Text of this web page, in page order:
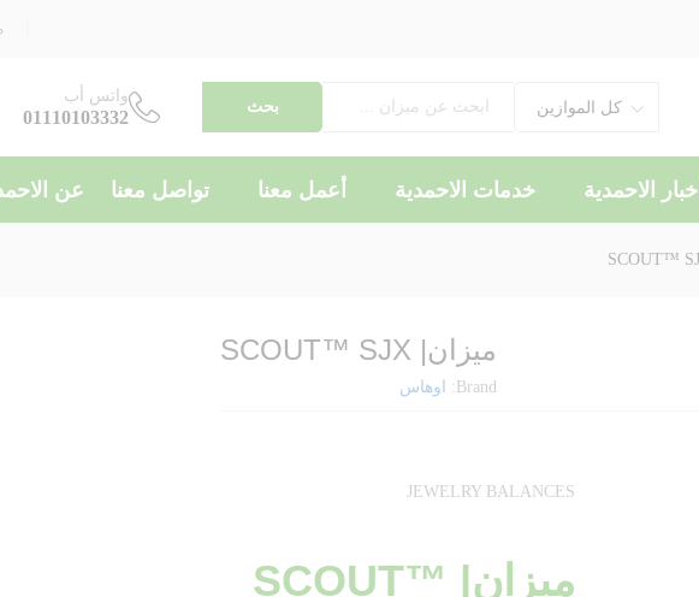
كل الموازين بحث
واتس أب
01110103332
اخبار الاحمدية خدمات الاحمدية أعمل معنا تواصل معنا عن
ميزان| SCOUT™ SJX
Brand: اوهاس
JEWELRY BALANCES
ميزان| SCOUT™